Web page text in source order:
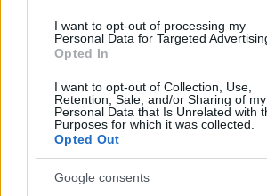
I want to opt-out of processing my
Personal Data for Targeted
Opted In
I want to opt-out of Collection, Use,
Retention, Sale, and/or Sharing of my
Personal Data that Is Unrelated with
Purposes for which it was collected.
Opted Out
Google consents
l’inaugurazione
Andrea Mura conquista Palau:
partecipazione per il suo
Calangianus, allarme sul
minori, Albieri: “Episodi